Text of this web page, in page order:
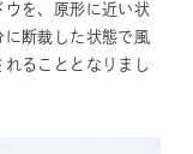
ウを、原形に近い状
断裁した状態で風
ることとなりまし